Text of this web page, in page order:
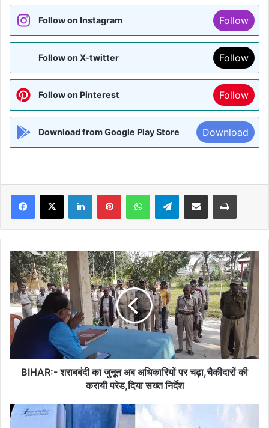
Follow on Instagram Follow
Follow on X-twitter Follow
Follow on Pinterest Follow
Download from Google Play Store Download
Facebook
X LinkedInPinterestWhatsAppTelegramShare via Email Print
BIHAR:-
शराबबंदी
का
जुनून
अब
अधिकारियों
पर
चढ़ा,चैकीदारों
की
करायी
निर्देश
BIHAR:- शराबबंदी का जुनून अब अधिकारियों पर चढ़ा,चैकीदारों की
करायी परेड,दिया सख्त निर्देश
BIHAR:
पंचायत